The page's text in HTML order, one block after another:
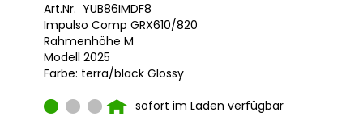
Art.Nr. YUB86IMDF8
Impulso Comp GRX610/820
Rahmenhöhe M
Modell 2025
Farbe: terra/black Glossy
sofort im Laden verfügbar